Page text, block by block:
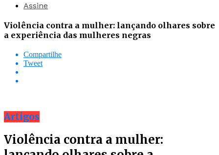
Assine
Violência contra a mulher: lançando olhares sobre
a experiência das mulheres negras
Compartilhe
Tweet
Artigos
Violência contra a mulher: